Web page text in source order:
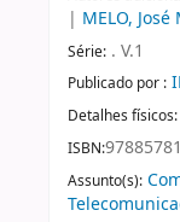
| MELO,
Série: . V.1
Publicado por :
Detalhes físicos:
ISBN:
Assunto(s):